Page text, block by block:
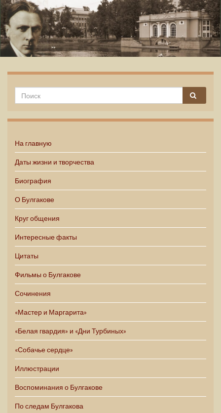
На главную
Даты жизни и творчества
Биография
О Булгакове
Круг общения
Интересные факты
Цитаты
Фильмы о Булгакове
Сочинения
«Мастер и Маргарита»
«Белая гвардия» и «Дни Турбиных»
«Собачье сердце»
Иллюстрации
Воспоминания о Булгакове
По следам Булгакова